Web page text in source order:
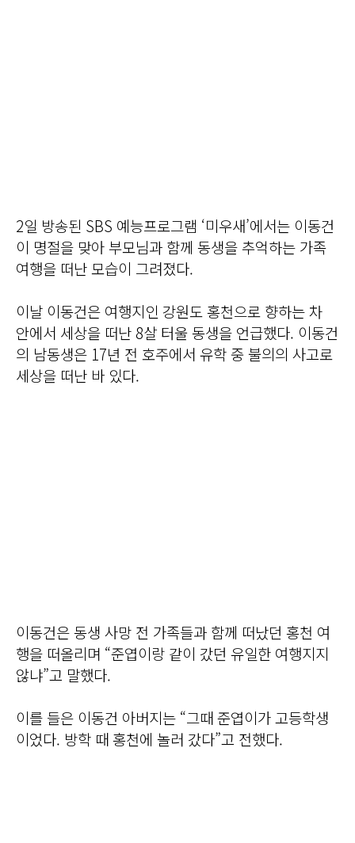
2일 방송된 SBS 예능프로그램 ‘미우새’에서는 이동건
이 명절을 맞아 부모님과 함께 동생을 추억하는 가족
여행을 떠난 모습이 그려졌다.
이날 이동건은 여행지인 강원도 홍천으로 향하는 차
안에서 세상을 떠난 8살 터울 동생을 언급했다. 이동건
의 남동생은 17년 전 호주에서 유학 중 불의의 사고로
세상을 떠난 바 있다.
이동건은 동생 사망 전 가족들과 함께 떠났던 홍천 여
행을 떠올리며 “준엽이랑 같이 갔던 유일한 여행지지
않냐”고 말했다.
이를 들은 이동건 아버지는 “그때 준엽이가 고등학생
이었다. 방학 때 홍천에 놀러 갔다”고 전했다.